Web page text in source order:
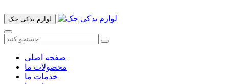
لوازم یدکی جک
صفحه اصلی
محصولات ما
خدمات ما